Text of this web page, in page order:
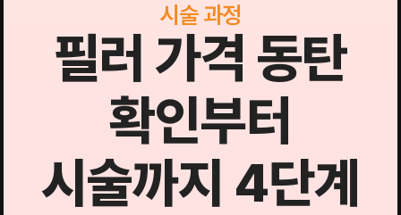
시술 과정
필러 가격 동탄
확인부터
시술까지 4단계